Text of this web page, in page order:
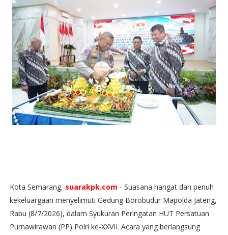
Kota Semarang, suarakpk.com - Suasana hangat dan penuh
kekeluargaan menyelimuti Gedung Borobudur Mapolda Jateng,
Rabu (8/7/2026), dalam Syukuran Peringatan HUT Persatuan
Purnawirawan (PP) Polri ke-XXVII. Acara yang berlangsung